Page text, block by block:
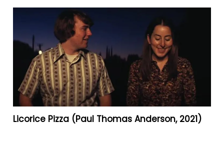
Licorice Pizza (Paul Thomas Anderson, 2021)